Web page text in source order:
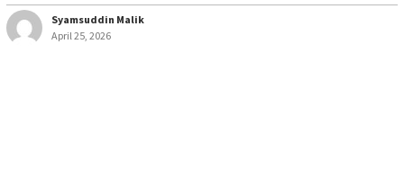
Syamsuddin Malik
April 25, 2026